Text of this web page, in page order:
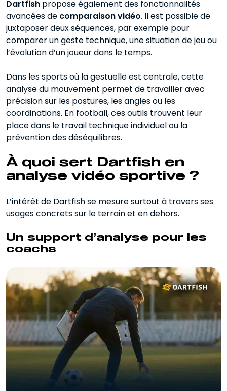
Dartfish propose également des fonctionnalités
avancées de comparaison vidéo. Il est possible de
juxtaposer deux séquences, par exemple pour
comparer un geste technique, une situation de jeu ou
l’évolution d’un joueur dans le temps.
Dans les sports où la gestuelle est centrale, cette
analyse du mouvement permet de travailler avec
précision sur les postures, les angles ou les
coordinations. En football, ces outils trouvent leur
place dans le travail technique individuel ou la
prévention des déséquilibres.
À quoi sert Dartfish en
analyse vidéo sportive ?
L’intérêt de Dartfish se mesure surtout à travers ses
usages concrets sur le terrain et en dehors.
Un support d’analyse pour les
coachs